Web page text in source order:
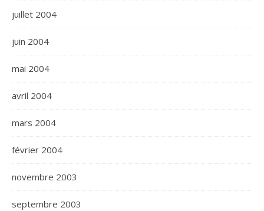
juillet 2004
juin 2004
mai 2004
avril 2004
mars 2004
février 2004
novembre 2003
septembre 2003